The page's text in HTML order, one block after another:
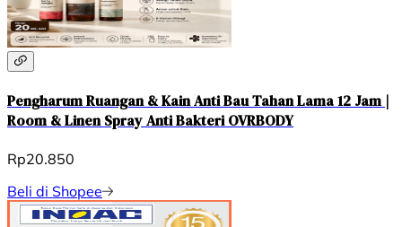
Pengharum Ruangan & Kain Anti Bau Tahan Lama 12 Jam |
Room & Linen Spray Anti Bakteri OVRBODY
Rp20.850
Beli di Shopee